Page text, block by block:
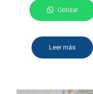
Cotizar
Leer más